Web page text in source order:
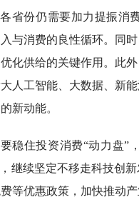
省份仍需要加力提振消
与消费的良性循环。同
化供给的关键作用。此
人工智能、大数据、新
新动能。
稳住投资消费“动力盘”
继续坚定不移走科技创
等优惠政策，加快推动